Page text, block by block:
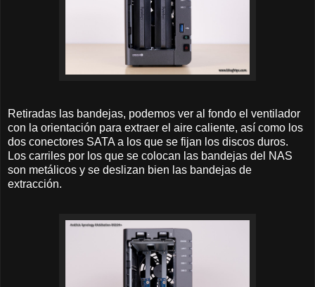
Retiradas las bandejas, podemos ver al fondo el ventilador
con la orientación para extraer el aire caliente, así como los
dos conectores SATA a los que se fijan los discos duros.
Los carriles por los que se colocan las bandejas del NAS
son metálicos y se deslizan bien las bandejas de
extracción.